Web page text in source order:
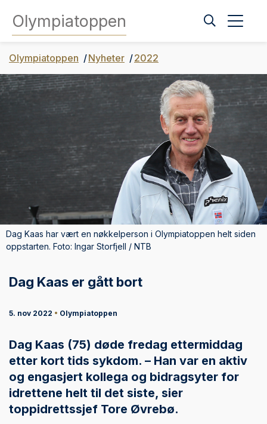
Olympiatoppen
Dag Kaas har vært en nøkkelperson i Olympiatoppen helt siden
oppstarten. Foto: Ingar Storfjell / NTB
Olympiatoppen Nyheter 2022
Dag Kaas er gått bort
5. nov 2022 • Olympiatoppen
Dag Kaas (75) døde fredag ettermiddag
etter kort tids sykdom. – Han var en aktiv
og engasjert kollega og bidragsyter for
idrettene helt til det siste, sier
toppidrettssjef Tore Øvrebø.